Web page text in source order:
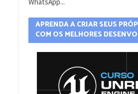
WhatsApp...
APRENDA A CRIAR SEUS
COM OS MELHORES